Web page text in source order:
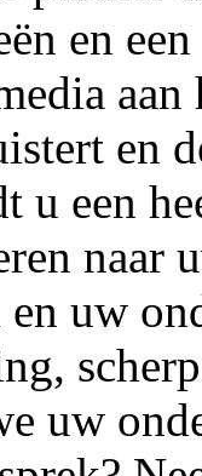
en
aan
en
u een
naar
uw
uw